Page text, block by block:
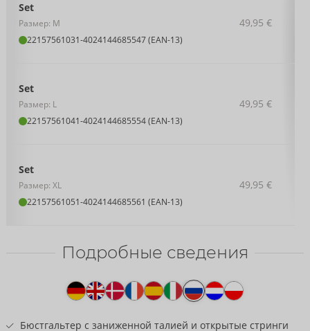
Set
Размер: M
22157561031-4024144685547 (EAN-13)
49,95 €
Set
Размер: L
22157561041-4024144685554 (EAN-13)
49,95 €
Set
Размер: XL
22157561051-4024144685561 (EAN-13)
49,95 €
Подробные сведения
товару
Бюстгальтер с заниженной талией и открытые стринги